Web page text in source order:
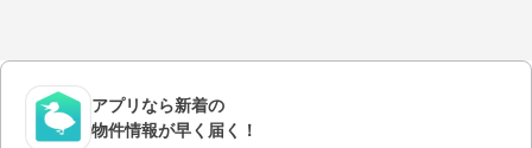
アプリなら新着の
物件情報が早く届く！